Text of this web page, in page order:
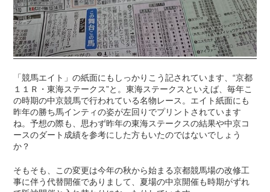
「競馬エイト」の紙面にもしっかりこう記されています、“京都
１１Ｒ・東海ステークス”と。東海ステークスといえば、毎年こ
の時期の中京競馬で行われている名物レース。エイト紙面にも
昨年の勝ち馬インティの姿が左回りでプリントされています
ね。予想の際も、思わず昨年の東海ステークスの結果や中京コ
ースのダート成績を参考にした方もいたのではないでしょう
か？
そもそも、この変更は今年の秋から始まる京都競馬場の改修工
事に伴う代替開催でありまして、夏場の中京開催も時期がずれ